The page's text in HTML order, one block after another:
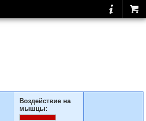
Воздействие на
мышцы: